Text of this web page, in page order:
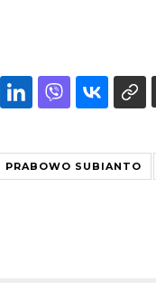
PRABOWO SUBIANTO